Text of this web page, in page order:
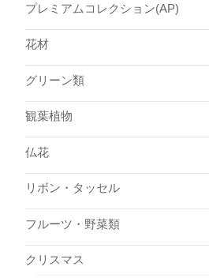
プレミアムコレクション(AP)
花材
グリーン類
観葉植物
仏花
リボン・タッセル
フルーツ・野菜類
クリスマス